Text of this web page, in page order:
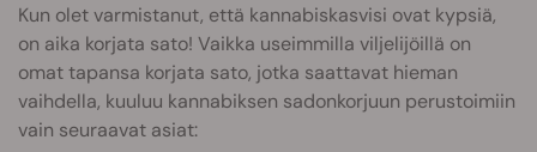
Kun olet varmistanut, että kannabiskasvisi ovat kypsiä,
on aika korjata sato! Vaikka useimmilla viljelijöillä on
omat tapansa korjata sato, jotka saattavat hieman
vaihdella, kuuluu kannabiksen sadonkorjuun perustoimiin
vain seuraavat asiat: